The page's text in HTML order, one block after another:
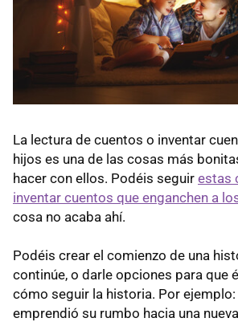
La lectura de cuentos o inventar
hijos es una de las cosas más
hacer con ellos. Podéis seguir estas
inventar cuentos que enganchen a
cosa no acaba ahí.
Podéis crear el comienzo de una
continúe, o darle opciones para que
cómo seguir la historia. Por
emprendió su rumbo hacia una